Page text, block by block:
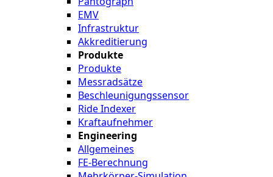
EMV
Infrastruktur
Akkreditierung
Produkte
Produkte
Messradsätze
Beschleunigungssensor
Ride Indexer
Kraftaufnehmer
Engineering
Allgemeines
FE-Berechnung